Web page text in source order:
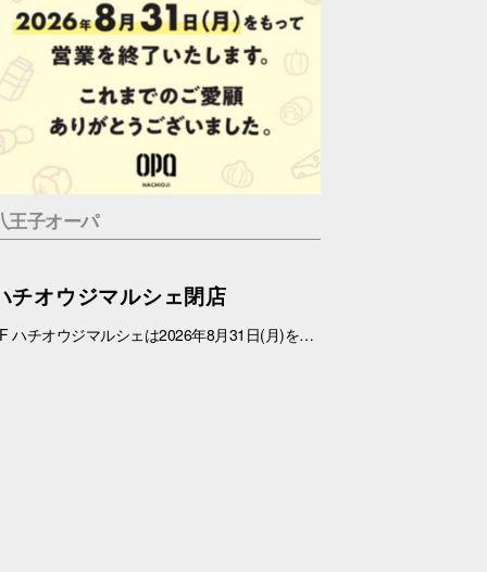
王子オーパ
チオウジマルシェ閉店
1F ハチオウジマルシェは2026年8月31日(月)をもちまして、営業を終了させていただきます。 これまでのご愛顧ありがとうございました。 また、1Fフロアにつきましては、今冬にリニューアルを予定しております。